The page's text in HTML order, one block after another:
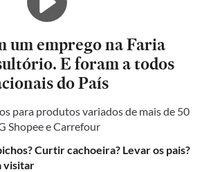
um emprego na Faria
E foram a todos
do País
para produtos variados de mais de 50
Shopee e Carrefour
Curtir cachoeira? Levar os pais?
visitar